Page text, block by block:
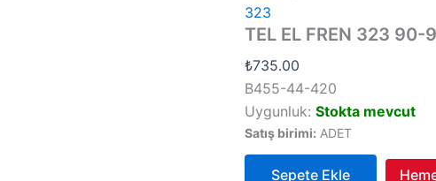
323
TEL EL FREN 323 90-
₺735.00
B455-44-420
Uygunluk: Stokta mevcut
Satış birimi: ADET
Sepete Ekle